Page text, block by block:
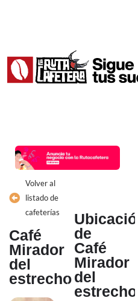
Volver al
listado de
cafeterías
Café
Mirador
del
estrecho
Ubicación
de
Café
Mirador
del
estrecho